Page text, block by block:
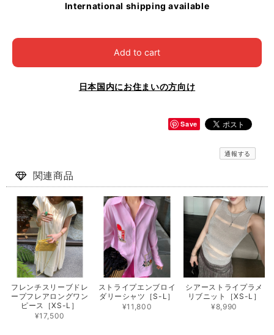
International shipping available
Add to cart
日本国内にお住まいの方向け
Save
通報する
関連商品
フレンチスリーブドレ
ープフレアロングワン
ピース［XS-L］
¥17,500
ストライプエンブロイ
ダリーシャツ［S-L］
¥11,800
シアーストライプラメ
リブニット［XS-L］
¥8,990